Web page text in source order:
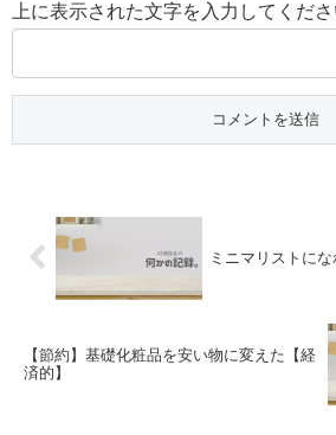
上に表示された文字を入力してくださ
ミニマリストに
【節約】基礎化粧品を安い物に変えた【経
済的】